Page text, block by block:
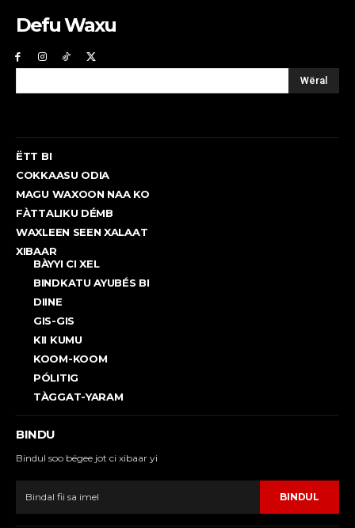
Defu Waxu
Wëral
ËTT BI
COKKAASU ODIA
MAGU WAXOON NAA KO
FÀTTALIKU DÉMB
WAXLEEN SEEN XALAAT
XIBAAR
BÀYYI CI XEL
BINDKATU AYUBÉS BI
DIINE
GIS-GIS
KII KUMU
KOOM-KOOM
PÓLITIG
TÀGGAT-YARAM
BINDU
Bindul soo bëgee jot ci xibaar yi
BINDUL